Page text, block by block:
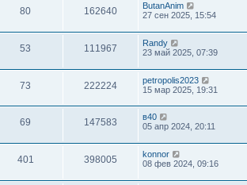
80 162640
ButanAnim
27 сен 2025, 15:54
53 111967
Randy
23 май 2025, 07:39
73 222224
petropolis2023
15 мар 2025, 19:31
69 147583
в40
05 апр 2024, 20:11
401 398005
konnor
08 фев 2024, 09:16